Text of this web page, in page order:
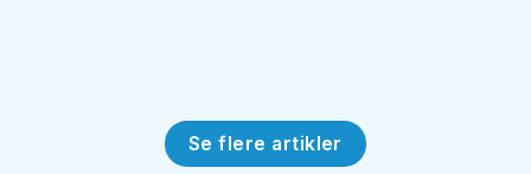
Se flere artikler